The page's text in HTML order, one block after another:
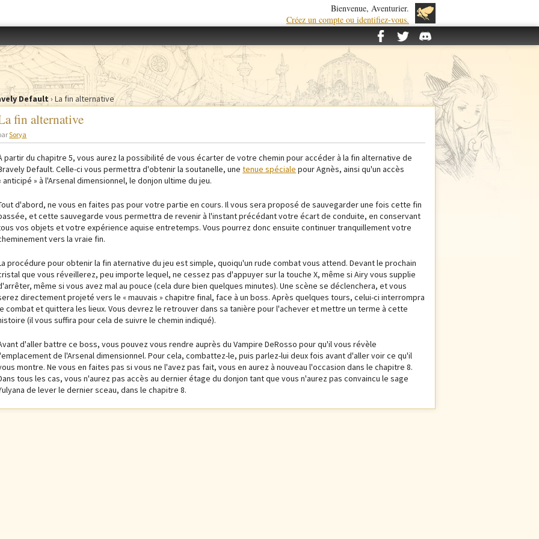
Bienvenue, Aventurier.
Créez un compte ou identifiez-vous.
Default›La fin alternative
fin alternative
Sorya
partir du chapitre 5, vous aurez la possibilité de vous écarter de votre chemin pour accéder à la fin alternative de
Default.Celle-ci vous permettra d'obtenir la soutanelle, unetenue spéciale pour Agnès, ainsi qu'un accès
anticipé » à l'Arsenal dimensionnel, le donjon ultime du jeu.
d'abord, ne vous en faites pas pour votre partie en cours. Il vous sera proposé de sauvegarder une fois cette fin
et cette sauvegarde vous permettra de revenir à l'instant précédant votre écart de conduite, en conservant
vos objets et votre expérience aquise entretemps. Vous pourrez donc ensuite continuer tranquillement votre
vers la vraie fin.
procédure pour obtenir la fin aternative du jeu est simple, quoiqu'un rude combat vous attend. Devant le prochain
que vous réveillerez, peu importe lequel, ne cessez pas d'appuyer sur la touche X, même si Airy vous supplie
même si vous avez mal au pouce (cela dure bien quelques minutes). Une scène se déclenchera, et vous
directement projeté vers le « mauvais » chapitre final, face à un boss. Après quelques tours, celui-ci interrompra
combat et quittera les lieux. Vous devrez le retrouver dans sa tanière pour l'achever et mettre un terme à cette
(il vous suffira pour cela de suivre le chemin indiqué).
d'aller battre ce boss, vous pouvez vous rendre auprès du Vampire DeRosso pour qu'il vous révèle
de l'Arsenal dimensionnel. Pour cela, combattez-le, puis parlez-lui deux fois avant d'aller voir ce qu'il
montre. Ne vous en faites pas si vous ne l'avez pas fait, vous en aurez à nouveau l'occasion dans le chapitre 8.
tous les cas, vous n'aurez pas accès au dernier étage du donjon tant que vous n'aurez pas convaincu le sage
de lever le dernier sceau, dans le chapitre 8.